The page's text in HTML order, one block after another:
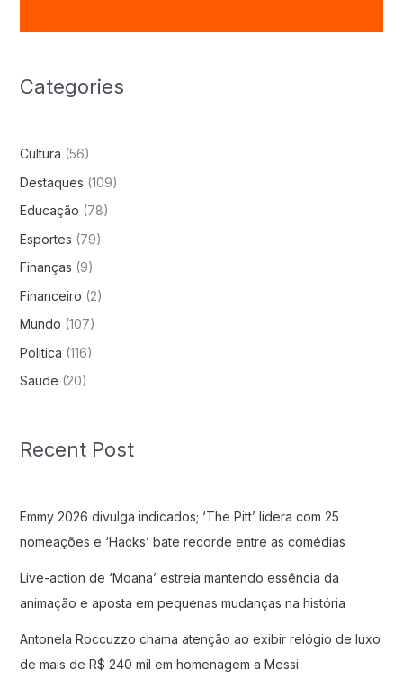
Categories
Cultura (56)
Destaques (109)
Educação (78)
Esportes (79)
Finanças (9)
Financeiro (2)
Mundo (107)
Politica (116)
Saude (20)
Recent Post
Emmy 2026 divulga indicados; ‘The Pitt’ lidera com 25
nomeações e ‘Hacks’ bate recorde entre as comédias
Live-action de ‘Moana’ estreia mantendo essência da
animação e aposta em pequenas mudanças na história
Antonela Roccuzzo chama atenção ao exibir relógio de luxo
de mais de R$ 240 mil em homenagem a Messi